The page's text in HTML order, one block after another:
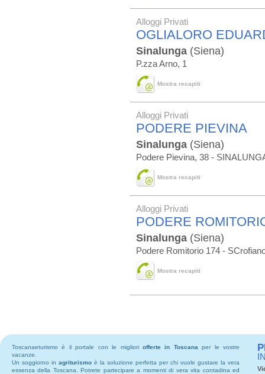
Alloggi Privati
OGLIALORO
Sinalunga (Siena)
P.zza Arno, 1
Mostra recapiti
Alloggi Privati
PODERE PIEVINA
Sinalunga (Siena)
Podere Pievina, 38 -
Mostra recapiti
Alloggi Privati
PODERE
Sinalunga (Siena)
Podere Romitorio 174 -
Mostra recapiti
Toscanaeturismo è il portale con le migliori offerte in Toscana per le vostre
vacanze.
Un soggiorno in agriturismo è la soluzione perfetta per chi vuole gustare la vera
essenza della Toscana. Potrete partecipare a momenti di vera vita contadina ed